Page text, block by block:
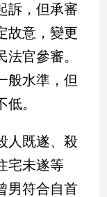
訴，但承審
故意，變更
官參審。
般水準，但
。
人既遂、殺
宅未遂等
男符合自首